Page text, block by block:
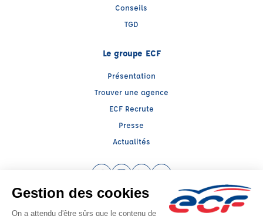
Conseils
TGD
Le groupe ECF
Présentation
Trouver une agence
ECF Recrute
Presse
Actualités
Facebook (nouvelle fenêtre)
Instagram (nouvelle fenêtre)
LinkedIn (nouvelle fenêtre)
YouTube (nouvelle
Raison sociale : ECF CER CENTRE ATLANTIQUE - Capital social: 2500000€